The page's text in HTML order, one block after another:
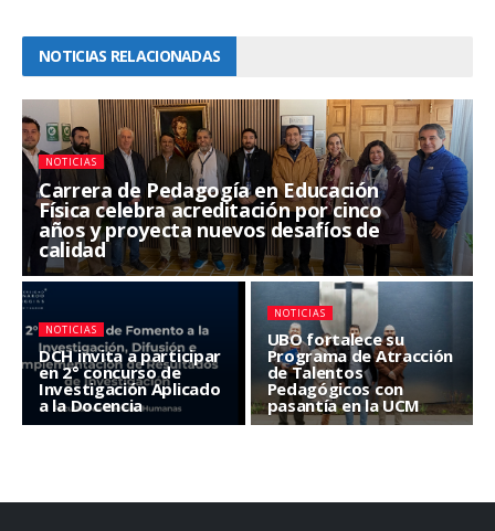
NOTICIAS RELACIONADAS
NOTICIAS
Carrera de Pedagogía en Educación
Física celebra acreditación por cinco
años y proyecta nuevos desafíos de
calidad
NOTICIAS
DCH invita a participar
en 2° concurso de
Investigación Aplicado
a la Docencia
NOTICIAS
UBO fortalece su
Programa de Atracción
de Talentos
Pedagógicos con
pasantía en la UCM